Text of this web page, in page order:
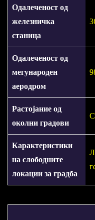
Одалеченост од
железничка
станица
Одалеченост од
мегународен
аеродром
Растојание од
околни градови
Карактеристики
на слободните
локации за градба